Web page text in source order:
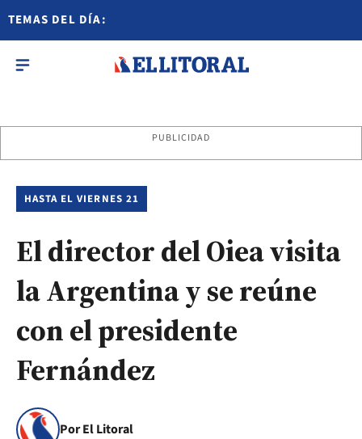
TEMAS DEL DÍA:
PUBLICIDAD
HASTA EL VIERNES 21
El director del Oiea visita
la Argentina y se reúne
con el presidente
Fernández
Por El Litoral